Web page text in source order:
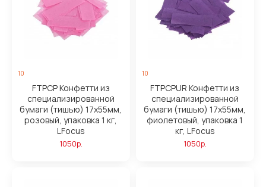
10
FTPCP Конфетти из
специализированной
бумаги (тишью) 17х55мм,
розовый, упаковка 1 кг,
LFocus
1050р.
10
FTPCPUR Конфетти из
специализированной
бумаги (тишью) 17х55мм,
фиолетовый, упаковка 1
кг, LFocus
1050р.